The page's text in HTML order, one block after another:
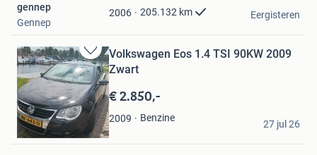
Favorieten2006 205.132 km
gennep
Gennep
Eergisteren
Bewaren
in
Mijn
Favorieten
Volkswagen Eos 1.4 TSI 90KW 2009
Zwart
€ 2.850,-
2009 Benzine
Hadi
Workum
27 jul 26